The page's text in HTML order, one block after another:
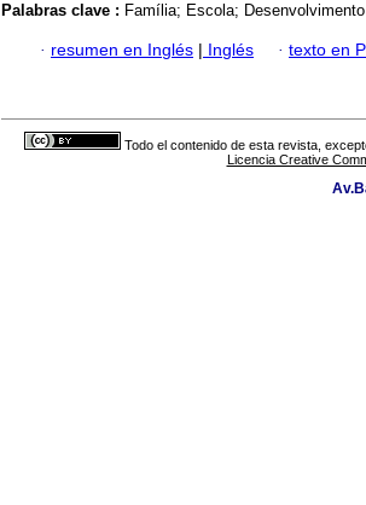
Palabras clave : Família; Escola;
· resumen en Inglés | Inglés · texto en
Todo el contenido de esta revista,
Licencia Creative